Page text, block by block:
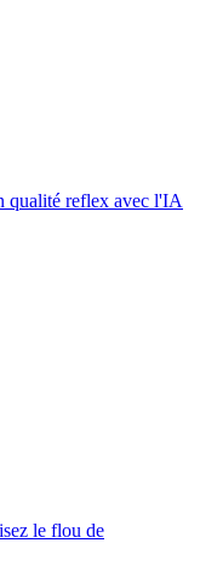
qualité reflex avec l'IA
le flou de